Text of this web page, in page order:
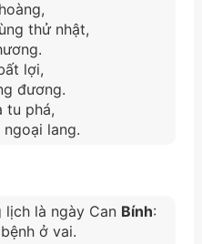
thử nhật,
lợi,
đương.
tu phá,
lang.
là ngày Can Bính:
ở vai.